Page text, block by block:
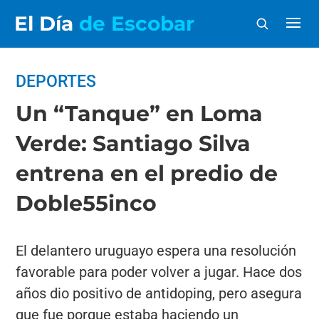
El Día de Escobar
DEPORTES
Un “Tanque” en Loma
Verde: Santiago Silva
entrena en el predio de
Doble55inco
El delantero uruguayo espera una resolución
favorable para poder volver a jugar. Hace dos
años dio positivo de antidoping, pero asegura
que fue porque estaba haciendo un